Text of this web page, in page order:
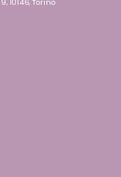
10146, Torino